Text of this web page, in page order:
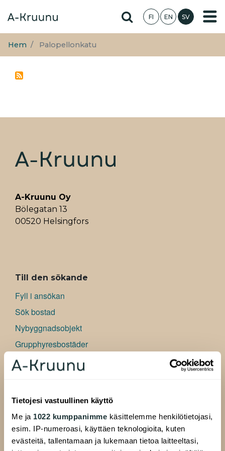
Tietojesi vastuullinen käyttö
Me ja 1022 kumppanimme käsittelemme henkilötietojasi,
esim. IP-numeroasi, käyttäen teknologioita, kuten
evästeitä, tallentamaan ja lukemaan tietoa laitteeltasi,
huvudinnehåll
Hae sivustolta
FI EN SV
Hem Palopellonkatu
A-Kruunu Oy
Bölegatan 13
00520 Helsingfors
ALAVALIKKO
Till den sökande
Fyll i ansökan
Sök bostad
Nybyggnadsobjekt
Grupphyresbostäder
Konstnärsbostäder
Vanliga frågor
Till hyresgästen